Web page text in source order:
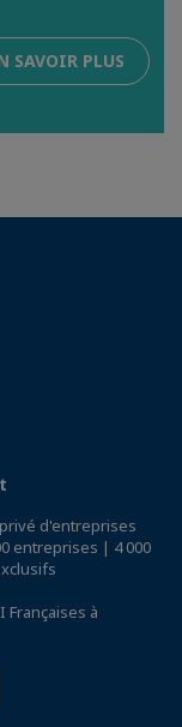
SAVOIR PLUS
d'entreprises
entreprises | 4 000
Françaises à